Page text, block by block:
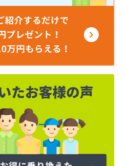
パン
パン 古市支店
パン 焼山支店
ギー 山陽三原デポ